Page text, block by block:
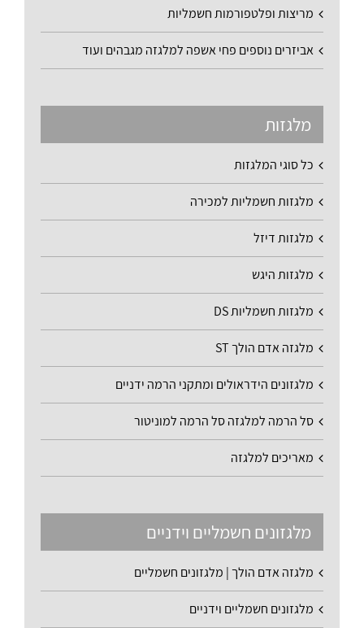
מריצות ופלטפורמות חשמליות
אביזרים נוספים פחי אשפה למלגזה מגבהים ועוד
מלגזות
כל סוגי המלגזות
מלגזות חשמליות למכירה
מלגזות דיזל
מלגזות היגש
מלגזות חשמליות DS
מלגזה אדם הולך ST
מלגזונים הידראולים ומתקני הרמה ידניים
סל הרמה למלגזה סל הרמה למוניטור
מאריכים למלגזה
מלגזונים חשמליים וידניים
מלגזה אדם הולך | מלגזונים חשמליים
מלגזונים חשמליים וידניים